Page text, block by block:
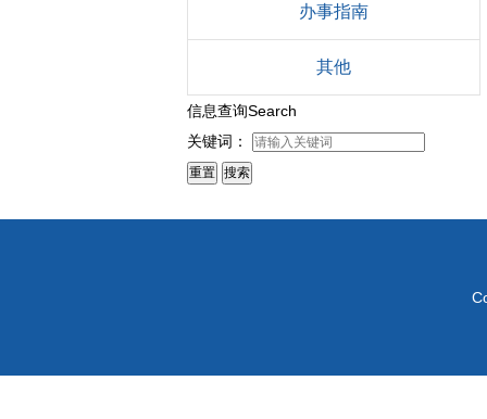
办事指南
其他
信息查询Search
关键词：